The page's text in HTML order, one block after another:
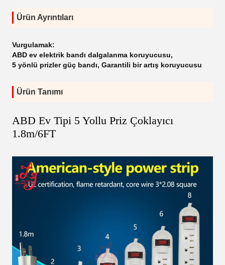
Ürün Ayrıntıları
Vurgulamak:
ABD ev elektrik bandı dalgalanma koruyucusu,
5 yönlü prizler güç bandı, Garantili bir artış koruyucusu
Ürün Tanımı
ABD Ev Tipi 5 Yollu Priz Çoklayıcı
1.8m/6FT